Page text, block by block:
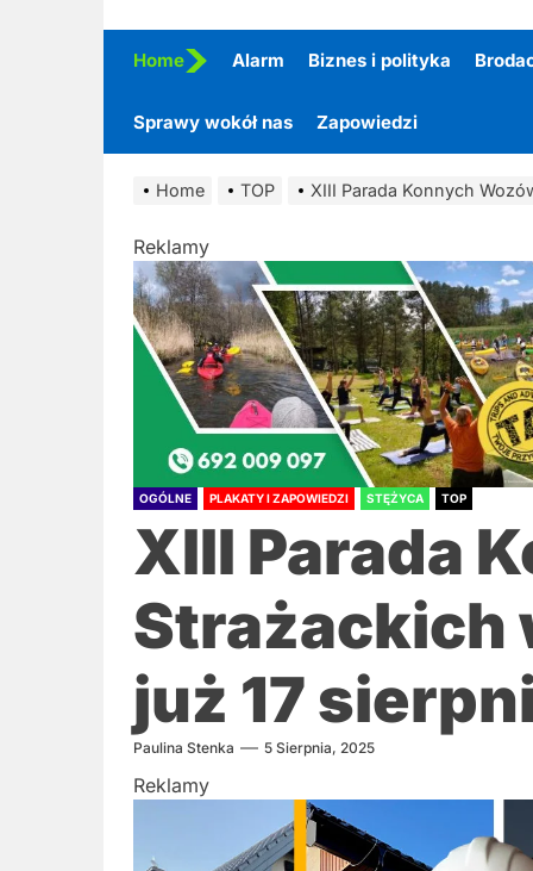
Home Alarm Biznes i polityka
Sprawy wokół nas Zapowiedzi
Home TOP XIII Parada Konnych
Reklamy
OGÓLNE PLAKATY I ZAPOWIEDZI STĘŻYCA TOP
XIII Parada
Strażackich
już 17
Paulina Stenka 5 Sierpnia, 2025
Reklamy